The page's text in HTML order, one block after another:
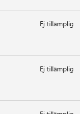
Ej tillämplig
Ej tillämplig